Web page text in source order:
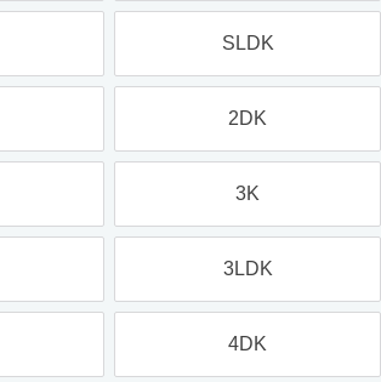
SLDK
2DK
3K
3LDK
4DK